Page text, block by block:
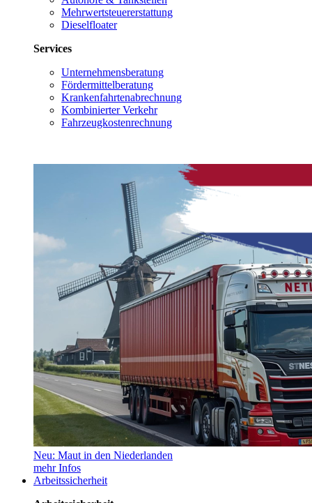
Mehrwertsteuererstattung
Dieselfloater
Services
Unternehmensberatung
Fördermittelberatung
Krankenfahrtenabrechnung
Kombinierter Verkehr
Fahrzeugkostenrechnung
Neu: Maut in den Niederlanden
mehr Infos
Arbeitssicherheit